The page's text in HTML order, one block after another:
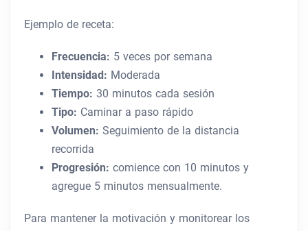
Ejemplo de receta:
Frecuencia: 5 veces por semana
Intensidad: Moderada
Tiempo: 30 minutos cada sesión
Tipo: Caminar a paso rápido
Volumen: Seguimiento de la distancia
recorrida
Progresión: comience con 10 minutos y
agregue 5 minutos mensualmente.
Para mantener la motivación y monitorear los